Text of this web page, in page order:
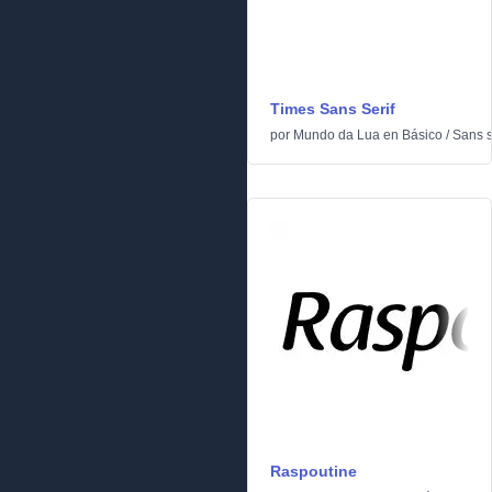
Times Sans Serif
por Mundo da Lua en Básico /Sans
Raspoutine